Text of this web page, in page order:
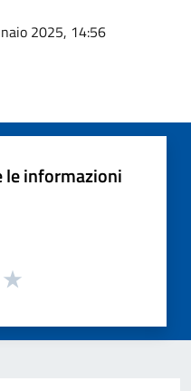
2025, 14:56
le informazioni